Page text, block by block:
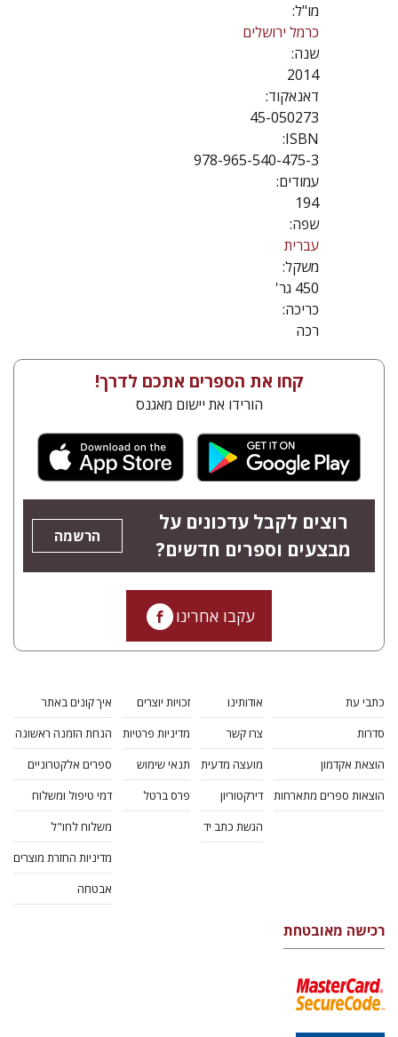
מו"ל:
כרמל ירושלים
שנה:
2014
דאנאקוד:
45-050273
ISBN:
978-965-540-475-3
עמודים:
194
שפה:
עברית
משקל:
450 גר'
כריכה:
רכה
קחו את הספרים אתכם לדרך!
הורידו את יישום מאגנס
רוצים לקבל עדכונים על
מבצעים וספרים חדשים?
הרשמה
עקבו אחרינו
כתבי עת
סדרות
הוצאת אקדמון
הוצאות ספרים מתארחות
אודותינו
צרו קשר
מועצה מדעית
דירקטוריון
הגשת כתב יד
זכויות יוצרים
מדיניות פרטיות
תנאי שימוש
פרס ברטל
איך קונים באתר
הנחת הזמנה ראשונה
ספרים אלקטרוניים
דמי טיפול ומשלוח
משלוח לחו"ל
מדיניות החזרת מוצרים
אבטחה
רכישה מאובטחת